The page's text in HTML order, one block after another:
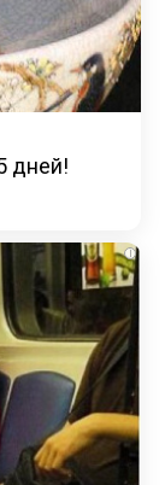
дней!
i